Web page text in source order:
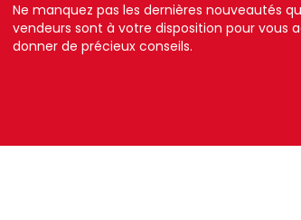
Ne manquez pas les dernières nouveautés
vendeurs sont à votre disposition pour vous
donner de précieux conseils.